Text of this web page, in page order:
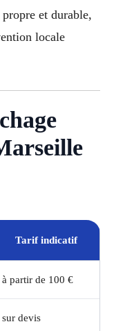
et durable,
locale
Tarif indicatif
à partir de 100 €
sur devis